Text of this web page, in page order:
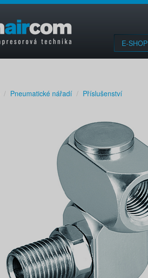
E-SHOP
Pneumatické nářadí Příslušenství